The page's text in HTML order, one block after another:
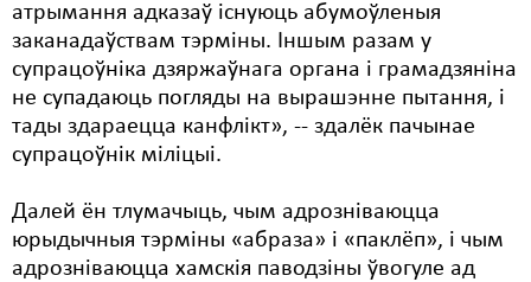
атрымання адказаў існуюць абумоўленыя
заканадаўствам тэрміны. Іншым разам у
супрацоўніка дзяржаўнага органа і грамадзяніна
не супадаюць погляды на вырашэнне пытання, і
тады здараецца канфлікт», -- здалёк пачынае
супрацоўнік міліцыі.
Далей ён тлумачыць, чым адрозніваюцца
юрыдычныя тэрміны «абраза» і «паклёп», і чым
адрозніваюцца хамскія паводзіны ўвогуле ад